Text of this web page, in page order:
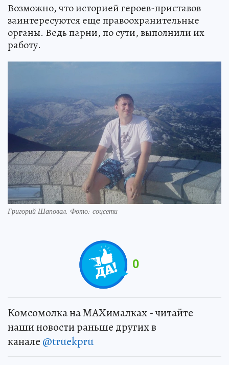
Возможно, что историей героев-приставов
заинтересуются еще правоохранительные
органы. Ведь парни, по сути, выполнили их
работу.
Григорий Шаповал. Фото: соцсети
0
Комсомолка на MAXималках - читайте
наши новости раньше других в
канале @truekpru